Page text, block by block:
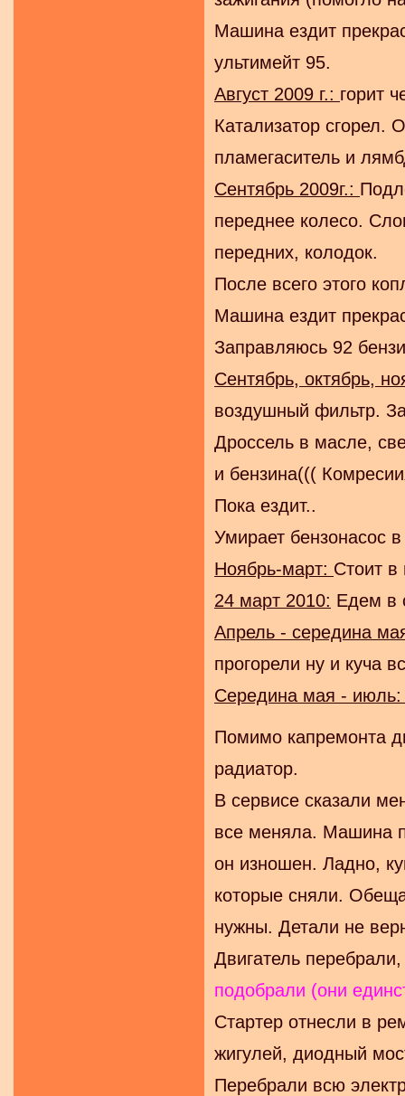
Машина ездит
ультимейт 95.
Август 2009 г.: горит
Катализатор сгорел.
пламегаситель и
Сентябрь 2009г.:
переднее колесо.
передних, колодок.
После всего этого
Машина ездит
Заправляюсь 92
Сентябрь, октябрь,
воздушный фильтр.
Дроссель в масле,
и бензина(((
Пока ездит..
Умирает бензонасос
Ноябрь-март: Стоит в
24 март 2010: Едем в
Апрель - середина
прогорели ну и куча
Середина мая -
Помимо капремонта
радиатор.
В сервисе сказали
все меняла. Машина
он изношен. Ладно,
которые сняли.
нужны. Детали не
Двигатель
подобрали (они
Стартер отнесли в
жигулей, диодный
Перебрали всю